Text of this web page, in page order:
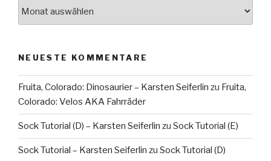
NEUESTE KOMMENTARE
Fruita, Colorado: Dinosaurier – Karsten Seiferlin zu Fruita,
Colorado: Velos AKA Fahrräder
Sock Tutorial (D) – Karsten Seiferlin zu Sock Tutorial (E)
Sock Tutorial – Karsten Seiferlin zu Sock Tutorial (D)